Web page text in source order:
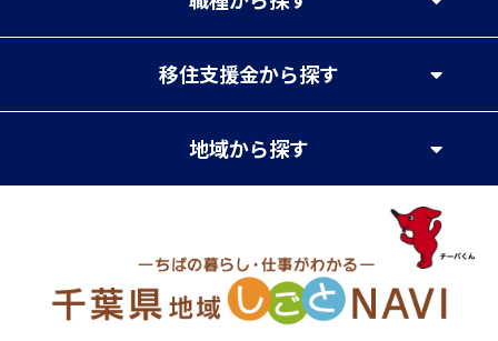
移住支援金から探す
地域から探す